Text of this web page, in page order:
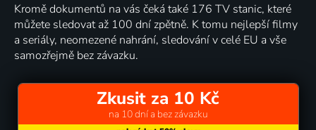
Kromě dokumentů na vás čeká také 176 TV stanic, které
můžete sledovat až 100 dní zpětně. K tomu nejlepší filmy
a seriály, neomezené nahrání, sledování v celé EU a vše
samozřejmě bez závazku.
Zkusit za 10 Kč
na 10 dní a bez závazku